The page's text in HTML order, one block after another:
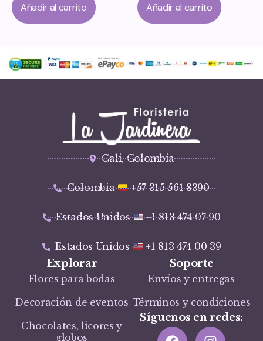
Añadir al carrito Añadir al carrito
Cali, Colombia
Colombia +57 315 561 8390
Estados Unidos +1 813 474 07 90
Estados Unidos +1 813 474 00 39
Explorar
Flores para bodas
Decoración de eventos
Chocolates, licores y
globos
Soporte
Envíos y entregas
Términos y condiciones
Síguenos en redes: